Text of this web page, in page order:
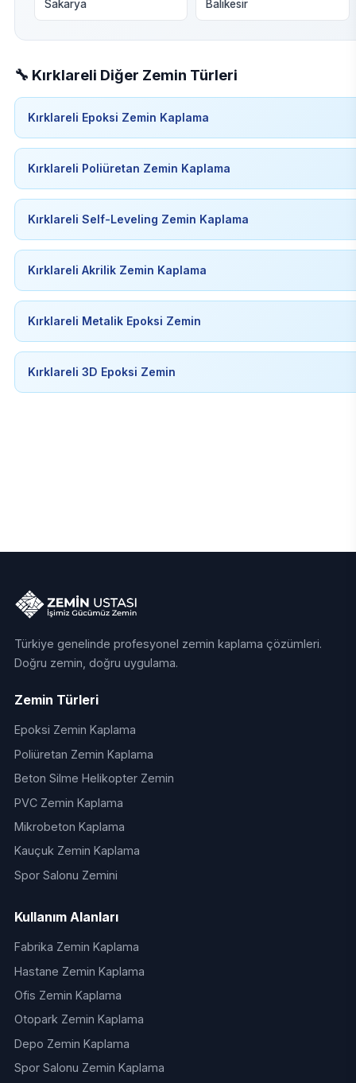
Sakarya Balıkesir
🔧 Kırklareli Diğer Zemin Türleri
Kırklareli Epoksi Zemin Kaplama
Kırklareli Poliüretan Zemin Kaplama
Kırklareli Self-Leveling Zemin Kaplama
Kırklareli Akrilik Zemin Kaplama
Kırklareli Metalik Epoksi Zemin
Kırklareli 3D Epoksi Zemin
Türkiye genelinde profesyonel zemin kaplama çözümleri.
Doğru zemin, doğru uygulama.
Zemin Türleri
Epoksi Zemin Kaplama
Poliüretan Zemin Kaplama
Beton Silme Helikopter Zemin
PVC Zemin Kaplama
Mikrobeton Kaplama
Kauçuk Zemin Kaplama
Spor Salonu Zemini
Kullanım Alanları
Fabrika Zemin Kaplama
Hastane Zemin Kaplama
Ofis Zemin Kaplama
Otopark Zemin Kaplama
Depo Zemin Kaplama
Spor Salonu Zemin Kaplama